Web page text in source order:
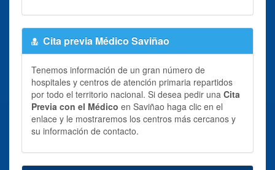
Cita previa Médico Saviñao
Tenemos información de un gran número de
hospitales y centros de atención primaria repartidos
por todo el territorio nacional. Si desea pedir una Cita
Previa con el Médico en Saviñao haga clic en el
enlace y le mostraremos los centros más cercanos y
su información de contacto.